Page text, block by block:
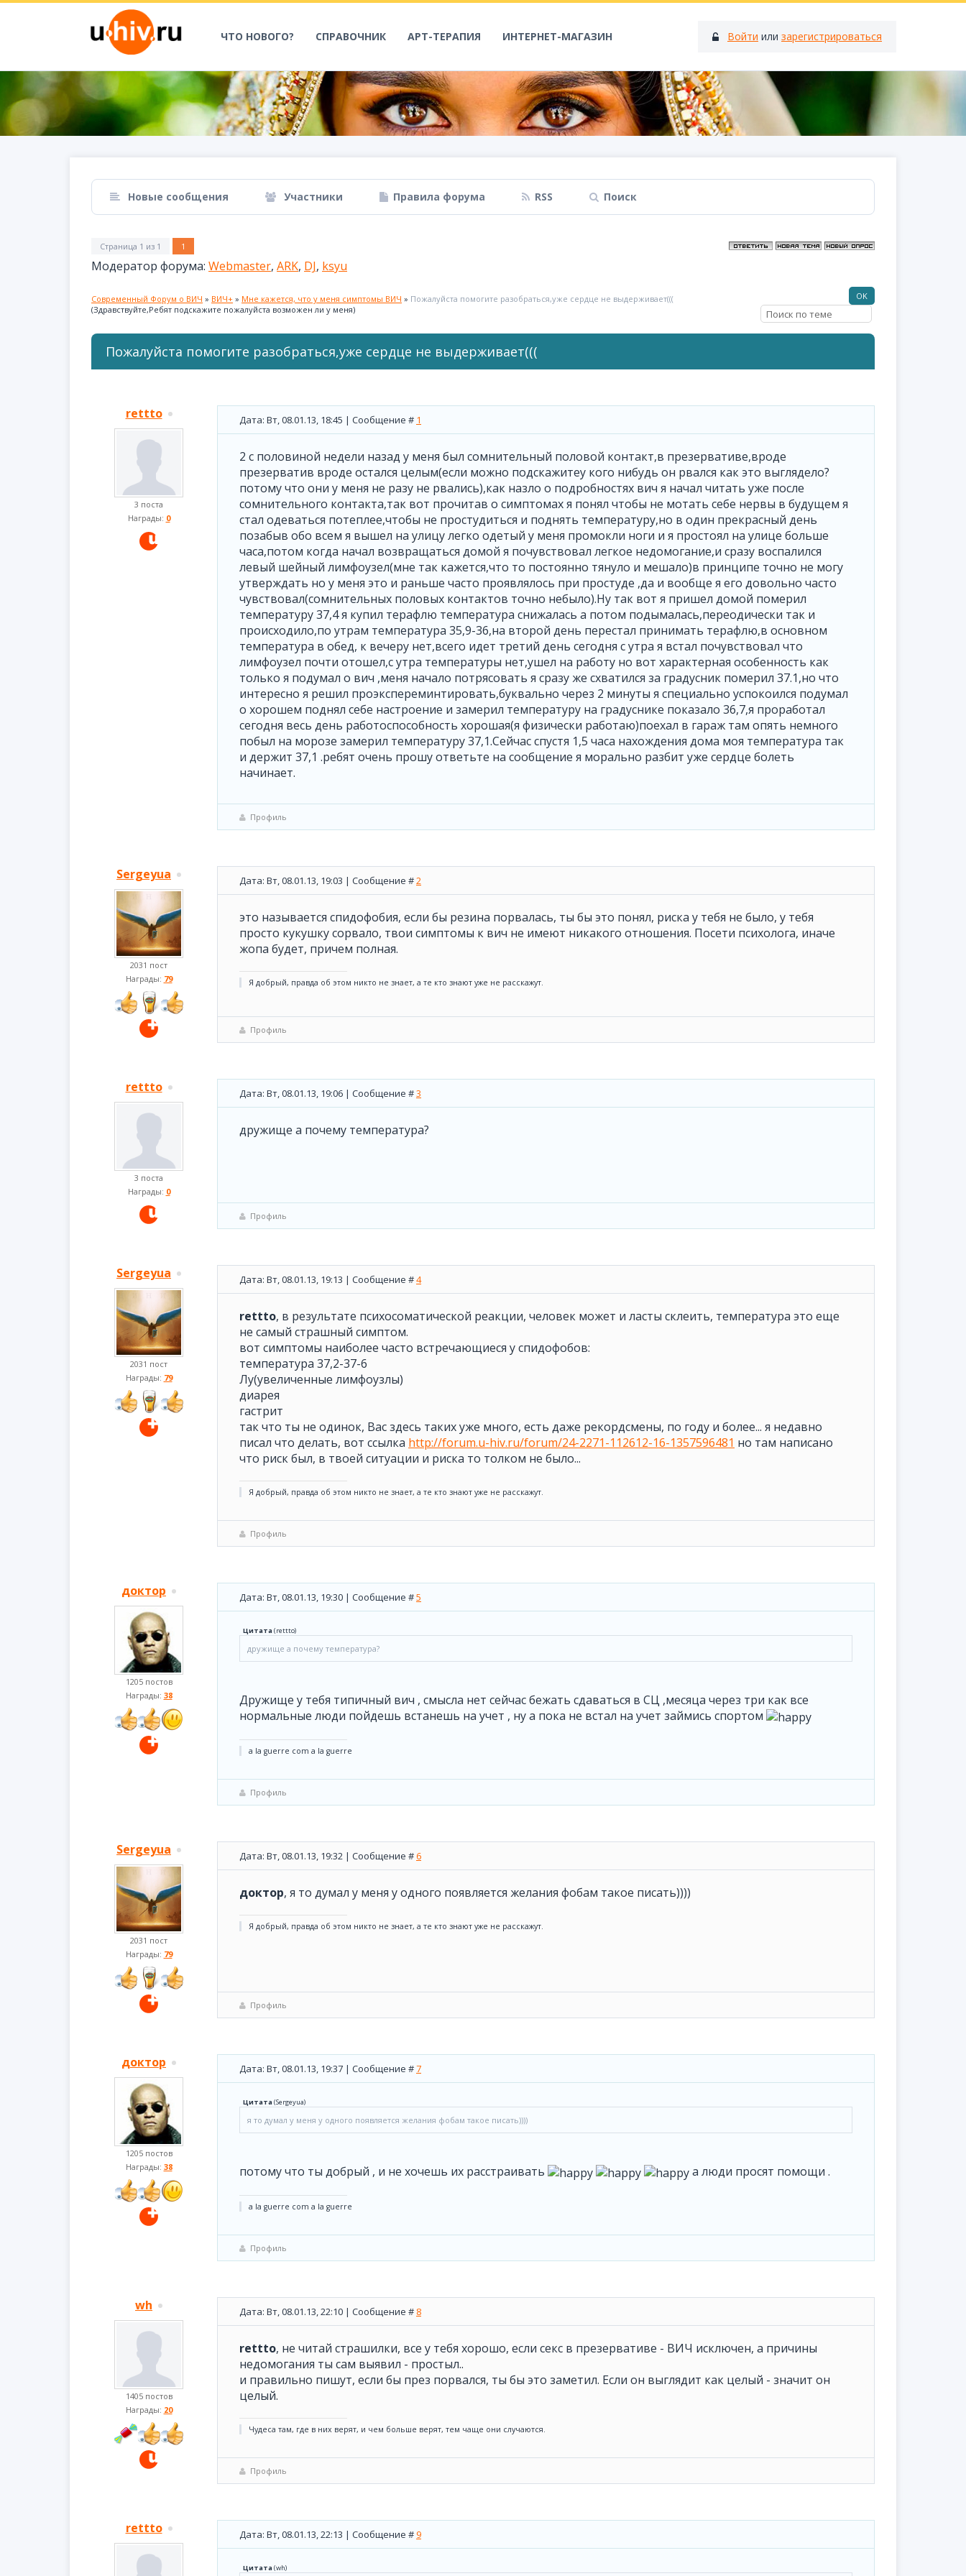
Войти или зарегистрироваться
ЧТО НОВОГО? СПРАВОЧНИК АРТ-ТЕРАПИЯ ИНТЕРНЕТ-МАГАЗИН
Новые сообщения Участники Правила форума RSS Поиск
Страница 1 из 1 1
Модератор форума: Webmaster, ARK, DJ, ksyu
Современный Форум о ВИЧ » ВИЧ+ » Мне кажется, что у меня симптомы ВИЧ » Пожалуйста помогите разобраться,уже сердце не выдерживает(((
(Здравствуйте,Ребят подскажите пожалуйста возможен ли у меня)
Пожалуйста помогите разобраться,уже сердце не выдерживает(((
rettto
3 поста
Награды: 0
Дата: Вт, 08.01.13, 18:45 | Сообщение # 1
2 с половиной недели назад у меня был сомнительный половой контакт,в презервативе,вроде
презерватив вроде остался целым(если можно подскажитеу кого нибудь он рвался как это выглядело?
потому что они у меня не разу не рвались),как назло о подробностях вич я начал читать уже после
сомнительного контакта,так вот прочитав о симптомах я понял чтобы не мотать себе нервы в будущем я
стал одеваться потеплее,чтобы не простудиться и поднять температуру,но в один прекрасный день
позабыв обо всем я вышел на улицу легко одетый у меня промокли ноги и я простоял на улице больше
часа,потом когда начал возвращаться домой я почувствовал легкое недомогание,и сразу воспалился
левый шейный лимфоузел(мне так кажется,что то постоянно тянуло и мешало)в принципе точно не могу
утверждать но у меня это и раньше часто проявлялось при простуде ,да и вообще я его довольно часто
чувствовал(сомнительных половых контактов точно небыло).Ну так вот я пришел домой померил
температуру 37,4 я купил терафлю температура снижалась а потом подымалась,переодически так и
происходило,по утрам температура 35,9-36,на второй день перестал принимать терафлю,в основном
температура в обед, к вечеру нет,всего идет третий день сегодня с утра я встал почувствовал что
лимфоузел почти отошел,с утра температуры нет,ушел на работу но вот характерная особенность как
только я подумал о вич ,меня начало потрясовать я сразу же схватился за градусник померил 37.1,но что
интересно я решил проэкспереминтировать,буквально через 2 минуты я специально успокоился подумал
о хорошем поднял себе настроение и замерил температуру на градуснике показало 36,7,я проработал
сегодня весь день работоспособность хорошая(я физически работаю)поехал в гараж там опять немного
побыл на морозе замерил температуру 37,1.Сейчас спустя 1,5 часа нахождения дома моя температура так
и держит 37,1 .ребят очень прошу ответьте на сообщение я морально разбит уже сердце болеть
начинает.
Профиль
Sergeyua
2031 пост
Награды: 79
Дата: Вт, 08.01.13, 19:03 | Сообщение #2
это называется спидофобия, если бы резина порвалась, ты бы это понял, риска у тебя не было, у тебя
просто кукушку сорвало, твои симптомы к вич не имеют никакого отношения. Посети психолога, иначе
жопа будет, причем полная.
Я добрый, правда об этом никто не знает, а те кто знают уже не расскажут.
Профиль
rettto
3 поста
Награды: 0
Дата: Вт, 08.01.13, 19:06 | Сообщение #3
дружище а почему температура?
Профиль
Sergeyua
2031 пост
Награды: 79
Дата: Вт, 08.01.13, 19:13 | Сообщение #4
rettto, в результате психосоматической реакции, человек может и ласты склеить, температура это еще
не самый страшный симптом.
вот симптомы наиболее часто встречающиеся у спидофобов:
температура 37,2-37-6
Лу(увеличенные лимфоузлы)
диарея
гастрит
так что ты не одинок, Вас здесь таких уже много, есть даже рекордсмены, по году и более... я недавно
писал что делать, вот ссылка http://forum.u-hiv.ru/forum/24-2271-112612-16-1357596481 но там написано
что риск был, в твоей ситуации и риска то толком не было...
Я добрый, правда об этом никто не знает, а те кто знают уже не расскажут.
Профиль
доктор
1205 постов
Награды: 38
Дата: Вт, 08.01.13, 19:30 | Сообщение #5
Цитата(rettto)
дружище а почему температура?
Дружище у тебя типичный вич , смысла нет сейчас бежать сдаваться в СЦ ,месяца через три как все
нормальные люди пойдешь встанешь на учет , ну а пока не встал на учет займись спортом
a la guerre com a la guerre
Профиль
Sergeyua
2031 пост
Награды: 79
Дата: Вт, 08.01.13, 19:32 | Сообщение #6
доктор, я то думал у меня у одного появляется желания фобам такое писать))))
Я добрый, правда об этом никто не знает, а те кто знают уже не расскажут.
Профиль
доктор
1205 постов
Награды: 38
Дата: Вт, 08.01.13, 19:37 | Сообщение #7
Цитата(Sergeyua)
я то думал у меня у одного появляется желания фобам такое писать))))
потому что ты добрый , и не хочешь их расстраивать а люди просят помощи .
a la guerre com a la guerre
Профиль
wh
1405 постов
Награды: 20
Дата: Вт, 08.01.13, 22:10 | Сообщение # 8
rettto, не читай страшилки, все у тебя хорошо, если секс в презервативе - ВИЧ исключен, а причины
недомогания ты сам выявил - простыл..
и правильно пишут, если бы през порвался, ты бы это заметил. Если он выглядит как целый - значит он
целый.
Чудеса там, где в них верят, и чем больше верят, тем чаще они случаются.
Профиль
rettto Дата: Вт, 08.01.13, 22:13 | Сообщение #9
Цитата(wh)